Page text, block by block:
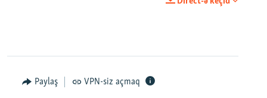
Paylaş VPN-siz açmaq